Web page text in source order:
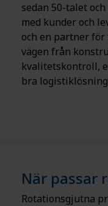
sedan 50-talet
med kunder och
och en partner
vägen från
kvalitetskontroll,
bra
När passar
Rotationsgjutna